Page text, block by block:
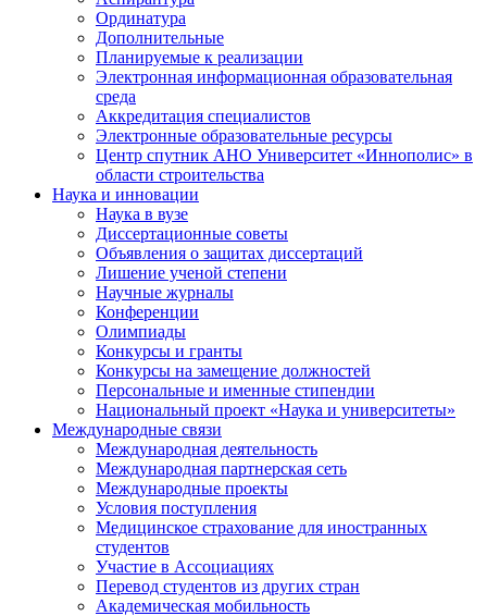
Ординатура
Дополнительные
Планируемые к реализации
Электронная информационная образовательная
среда
Аккредитация специалистов
Электронные образовательные ресурсы
Центр спутник АНО Университет «Иннополис» в
области строительства
Наука и инновации
Наука в вузе
Диссертационные советы
Объявления о защитах диссертаций
Лишение ученой степени
Научные журналы
Конференции
Олимпиады
Конкурсы и гранты
Конкурсы на замещение должностей
Персональные и именные стипендии
Национальный проект «Наука и университеты»
Международные связи
Международная деятельность
Международная партнерская сеть
Международные проекты
Условия поступления
Медицинское страхование для иностранных
студентов
Участие в Ассоциациях
Перевод студентов из других стран
Академическая мобильность